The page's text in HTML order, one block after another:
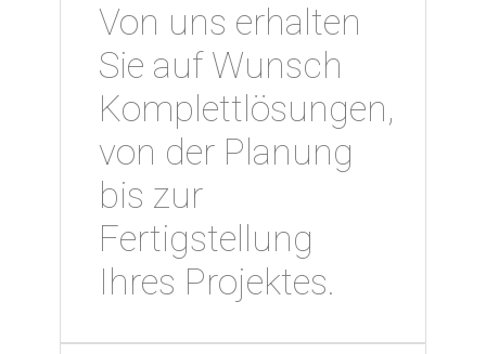
Von uns erhalten
Sie auf Wunsch
Komplettlösungen,
von der Planung
bis zur
Fertigstellung
Ihres Projektes.